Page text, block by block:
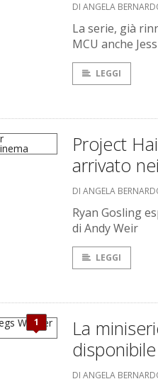
DI ANGELA
La serie, già
MCU anche
LEGGI
Project
arrivato
DI ANGELA
Ryan Gosling
di Andy Weir
LEGGI
1
La
DI ANGELA